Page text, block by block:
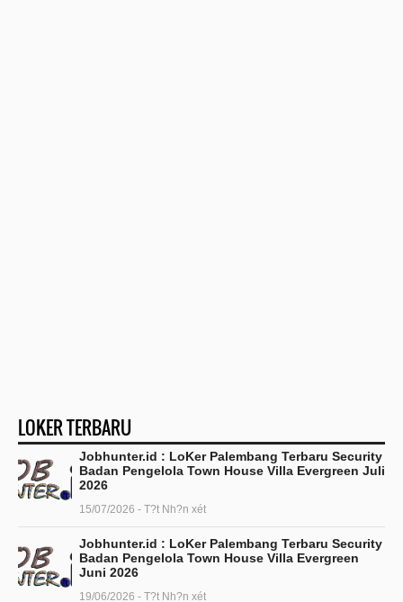
LOKER TERBARU
Jobhunter.id : LoKer Palembang Terbaru Security
Badan Pengelola Town House Villa Evergreen Juli
2026
15/07/2026 - T?t Nh?n xét
Jobhunter.id : LoKer Palembang Terbaru Security
Badan Pengelola Town House Villa Evergreen
Juni 2026
19/06/2026 - T?t Nh?n xét